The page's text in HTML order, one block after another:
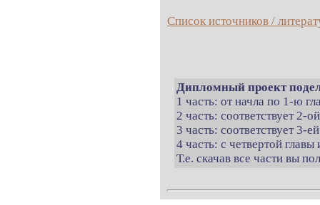
Список источников /
Дипломный проект
1 часть: от начла по 1-ю
2 часть: соответствует 2-
3 часть: соответствует 3-
4 часть: с четвертой
Т.е. скачав все части вы